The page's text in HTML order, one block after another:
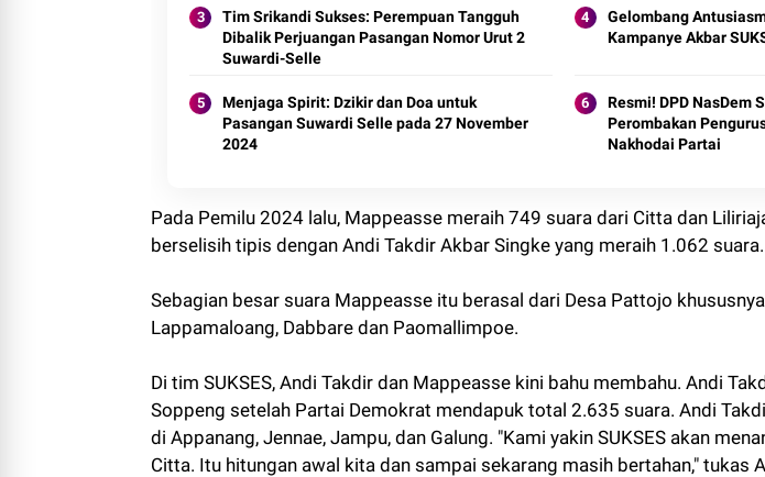
Tim Srikandi Sukses: Perempuan Tangguh
Dibalik Perjuangan Pasangan Nomor Urut 2
Suwardi-Selle
Gelombang
Kampanye Akbar
Menjaga Spirit: Dzikir dan Doa untuk
Pasangan Suwardi Selle pada 27 November
2024
Resmi! DPD NasDem
Perombakan
Nakhodai Partai
Pada Pemilu 2024 lalu, Mappeasse meraih 749 suara dari Citta dan
berselisih tipis dengan Andi Takdir Akbar Singke yang meraih 1.062 suara.
Sebagian besar suara Mappeasse itu berasal dari Desa Pattojo
Lappamaloang, Dabbare dan Paomallimpoe.
Di tim SUKSES, Andi Takdir dan Mappeasse kini bahu membahu. Andi
Soppeng setelah Partai Demokrat mendapuk total 2.635 suara. Andi
di Appanang, Jennae, Jampu, dan Galung. "Kami yakin SUKSES akan
Citta. Itu hitungan awal kita dan sampai sekarang masih bertahan," tukas